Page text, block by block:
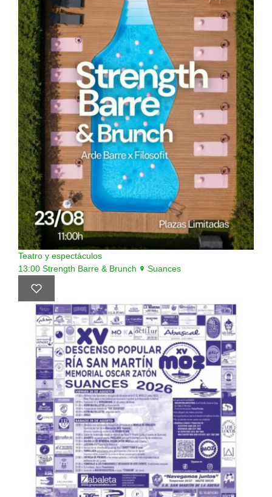
Teatro y espectáculos
13:00 Strength Barre & Brunch Suances